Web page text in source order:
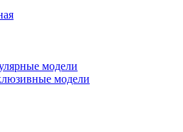
модели
модели